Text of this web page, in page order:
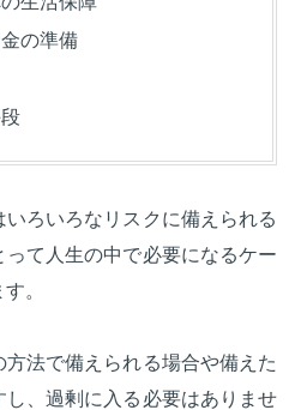
の準備
ろいろなリスクに備えられる
て人生の中で必要になるケー
。
法で備えられる場合や備えた
、過剰に入る必要はありませ